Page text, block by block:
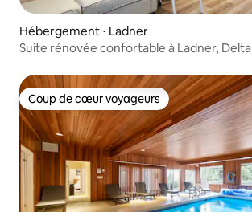
Hébergement ⋅ Ladner
Suite rénovée confortable à Ladner, Delta
Coup de cœur voyageurs
Coup de cœur voyageurs